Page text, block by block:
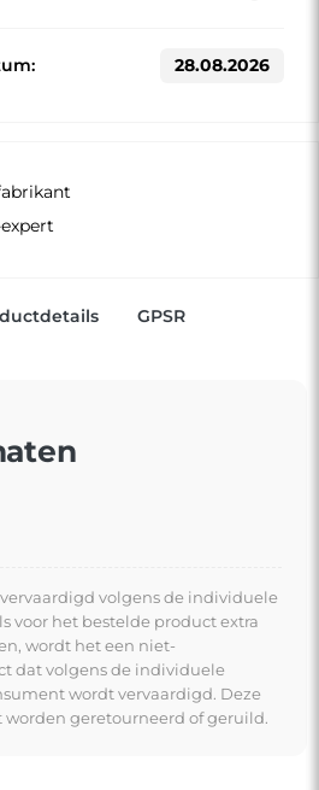
28.08.2026
GPSR
volgens de individuele
voor het bestelde product extra
wordt het een niet-
dat volgens de individuele
wordt vervaardigd. Deze
geretourneerd of geruild.